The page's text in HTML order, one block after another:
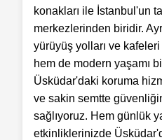
konakları ile İstanbul'un
merkezlerinden biridir.
yürüyüş yolları ve
hem de modern yaşamı
Üsküdar'daki koruma
ve sakin semtte
sağlıyoruz. Hem günlük
etkinliklerinizde